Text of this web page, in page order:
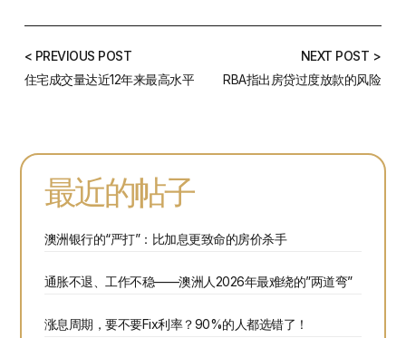
< PREVIOUS POST
住宅成交量达近12年来最高水平
NEXT POST >
RBA指出房贷过度放款的风险
最近的帖子
澳洲银行的“严打”：比加息更致命的房价杀手
通胀不退、工作不稳——澳洲人2026年最难绕的”两道弯”
涨息周期，要不要Fix利率？90%的人都选错了！